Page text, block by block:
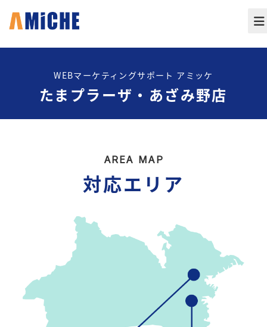
WEBマーケティングサポート アミッケ
たまプラーザ・あざみ野店
AREA MAP
対応エリア